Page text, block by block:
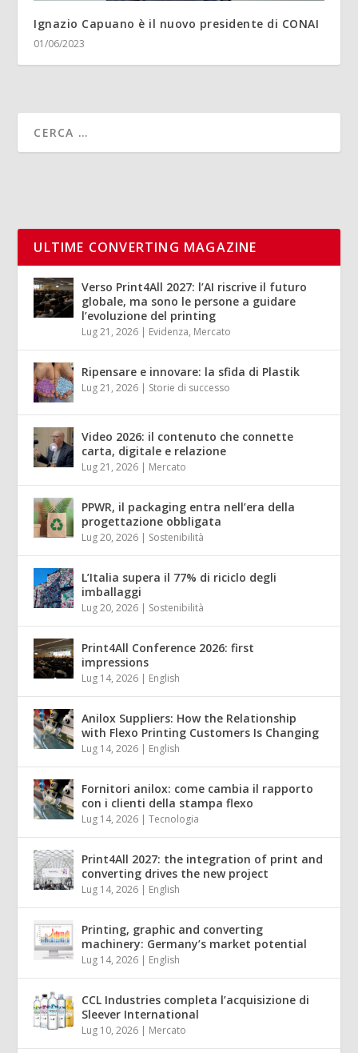
Ignazio Capuano è il nuovo presidente di CONAI
01/06/2023
ULTIME CONVERTING MAGAZINE
Verso Print4All 2027: l’AI riscrive il futuro
globale, ma sono le persone a guidare
l’evoluzione del printing
Lug 21, 2026 | Evidenza, Mercato
Ripensare e innovare: la sfida di Plastik
Lug 21, 2026 | Storie di successo
Video 2026: il contenuto che connette
carta, digitale e relazione
Lug 21, 2026 | Mercato
PPWR, il packaging entra nell’era della
progettazione obbligata
Lug 20, 2026 | Sostenibilità
L’Italia supera il 77% di riciclo degli
imballaggi
Lug 20, 2026 | Sostenibilità
Print4All Conference 2026: first
impressions
Lug 14, 2026 | English
Anilox Suppliers: How the Relationship
with Flexo Printing Customers Is Changing
Lug 14, 2026 | English
Fornitori anilox: come cambia il rapporto
con i clienti della stampa flexo
Lug 14, 2026 |Tecnologia
Print4All 2027: the integration of print and
converting drives the new project
Lug 14, 2026 | English
Printing, graphic and converting
machinery: Germany’s market potential
Lug 14, 2026 | English
CCL Industries completa l’acquisizione di
Sleever International
Lug 10, 2026 | Mercato